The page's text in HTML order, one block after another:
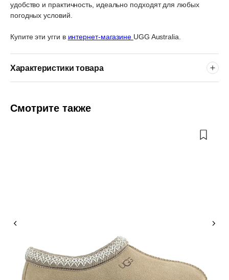
удобство и практичность, идеально подходят для любых
погодных условий.
Купите эти угги в интернет-магазине UGG Australia.
Характеристики товара
Смотрите также